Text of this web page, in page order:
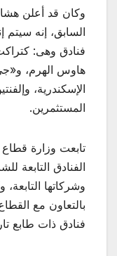
وكان قد أعلن
فنادق وهى:
هاوس الهرم،
المستثمرين.
تابعت وزارة
الفنادق التابعة
وشركاتها
بالتعاون مع
فنادق ذات طابع